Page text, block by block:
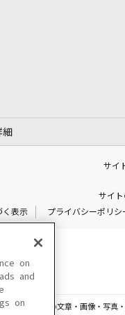
細
サイ
サイ
く表示
プライバシーポリシ
れている一切の文章・画像・写真
on
and
on